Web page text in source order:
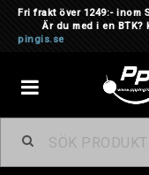
Fri frakt över 1249:- inom
Är du med i en BTK?
pingis.se
Toggle
navigation